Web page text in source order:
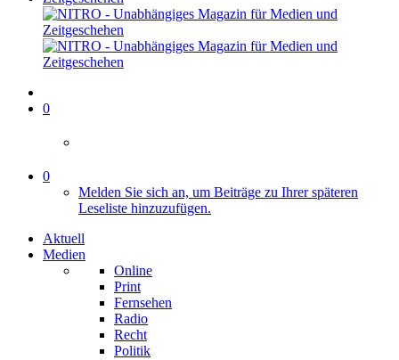
0
0
Melden Sie sich an, um Beiträge zu Ihrer späteren
Leseliste hinzuzufügen.
Aktuell
Medien
Online
Print
Fernsehen
Radio
Recht
Politik